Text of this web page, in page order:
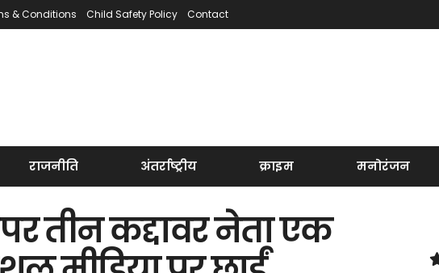
& Conditions Child Safety Policy Contact
राजनीति अंतर्राष्ट्रीय क्राइम मनोरंजन
तीन कद्दावर नेता एक